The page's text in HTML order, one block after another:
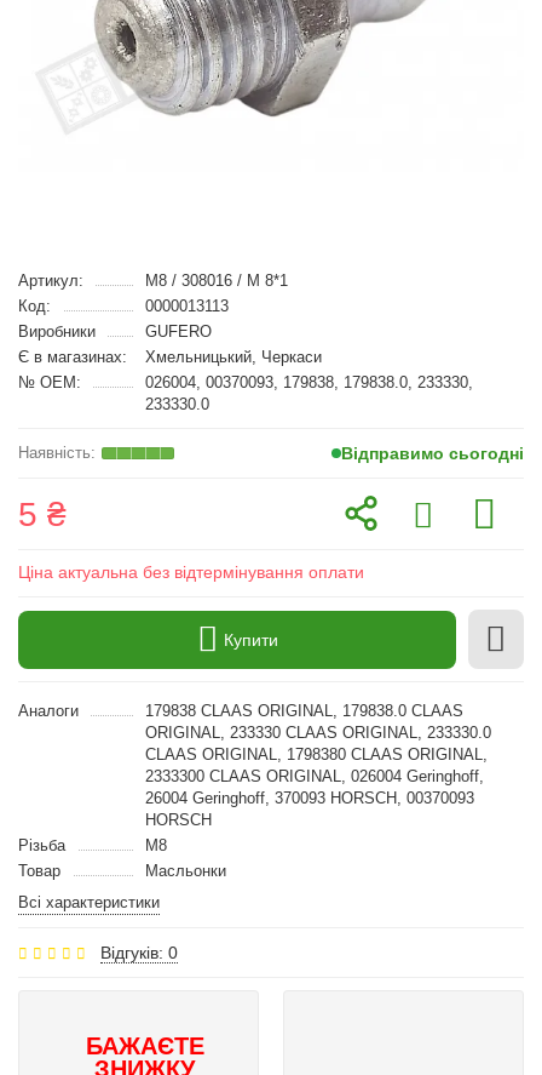
Артикул:
M8 / 308016 / M 8*1
Код:
0000013113
Виробники
GUFERO
Є в магазинах:
Хмельницький, Черкаси
№ OEM:
026004, 00370093, 179838, 179838.0, 233330,
233330.0
Відправимо сьогодні
5 ₴
Ціна актуальна без відтермінування оплати
Купити
Аналоги
179838 CLAAS ORIGINAL, 179838.0 CLAAS
ORIGINAL, 233330 CLAAS ORIGINAL, 233330.0
CLAAS ORIGINAL, 1798380 CLAAS ORIGINAL,
2333300 CLAAS ORIGINAL, 026004 Geringhoff,
26004 Geringhoff, 370093 HORSCH, 00370093
HORSCH
Різьба
M8
Товар
Масльонки
Всі характеристики
Відгуків: 0
БАЖАЄТЕ
ЗНИЖКУ